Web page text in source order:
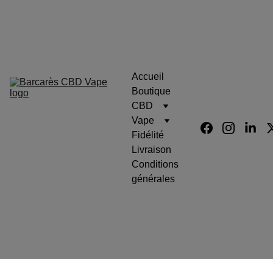
Accueil
Boutique
CBD
Vape
Fidélité
Livraison
Conditions
générales